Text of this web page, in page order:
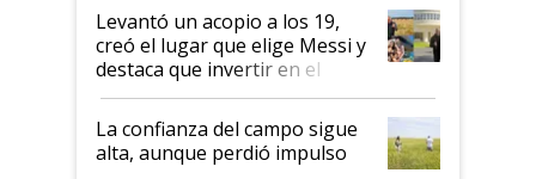
Levantó un acopio a los 19,
creó el lugar que elige Messi y
destaca que invertir en el
kirchnerismo era como "darle
plata a un hijo para droga":
Juan Félix Rossetti, el libertario
que de una dura crisis salió
La confianza del campo sigue
alta, aunque perdió impulso